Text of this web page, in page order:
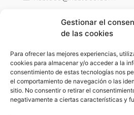
Gestionar el
de las cookies
Para ofrecer las mejores experiencias,
cookies para almacenar y/o acceder a la
consentimiento de estas tecnologías nos
el comportamiento de navegación o las
sitio. No consentir o retirar el
negativamente a ciertas características y
Información legal
Política de privacidad
Política de cookies
Declaración de accesibildiad
Síguenos